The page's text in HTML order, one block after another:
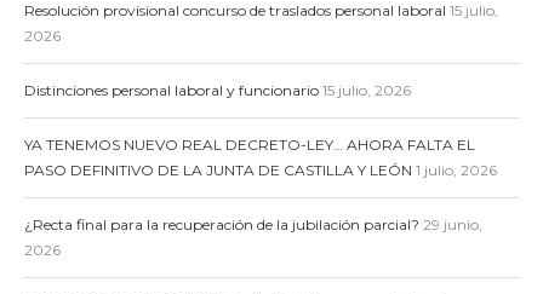
Resolución provisional concurso de traslados personal laboral 15 julio,
2026
Distinciones personal laboral y funcionario 15 julio, 2026
YA TENEMOS NUEVO REAL DECRETO-LEY… AHORA FALTA EL
PASO DEFINITIVO DE LA JUNTA DE CASTILLA Y LEÓN 1 julio, 2026
¿Recta final para la recuperación de la jubilación parcial? 29 junio,
2026